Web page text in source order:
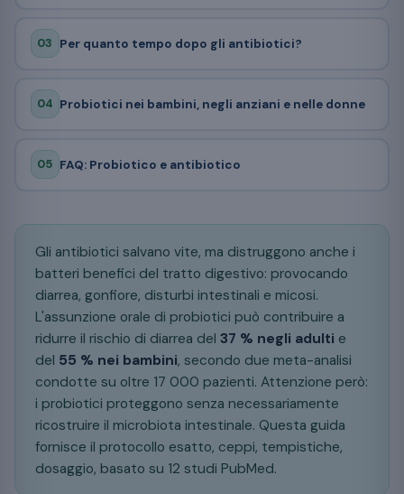
03 Per quanto tempo dopo gli antibiotici?
04 Probiotici nei bambini, negli anziani e nelle donne
05 FAQ: Probiotico e antibiotico
Gli antibiotici salvano vite, ma distruggono anche i
batteri benefici del tratto digestivo: provocando
diarrea, gonfiore, disturbi intestinali e micosi.
L'assunzione orale di probiotici può contribuire a
ridurre il rischio di diarrea del 37 % negli adulti e
del 55 % nei bambini, secondo due meta-analisi
condotte su oltre 17 000 pazienti. Attenzione però:
i probiotici proteggono senza necessariamente
ricostruire il microbiota intestinale. Questa guida
fornisce il protocollo esatto, ceppi, tempistiche,
dosaggio, basato su 12 studi PubMed.